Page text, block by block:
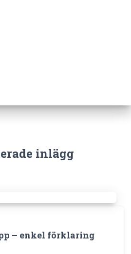
inlägg
– enkel förklaring